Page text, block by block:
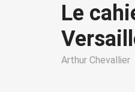
Le
Arthur Chevallier